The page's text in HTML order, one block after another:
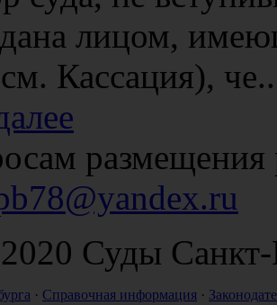
лицом,
Кассация),
размещения
Суды Санкт-
· Справочная информация ·